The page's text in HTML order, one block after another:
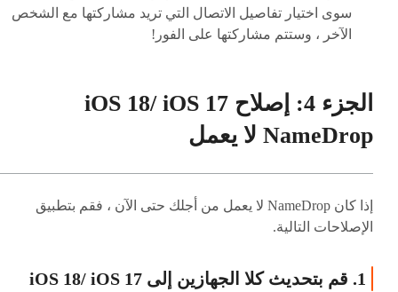
سوى اختيار تفاصيل الاتصال التي تريد مشاركتها مع الشخص
الآخر ، وستتم مشاركتها على الفور!
الجزء 4: إصلاح iOS 18/ iOS 17
NameDrop لا يعمل
إذا كان NameDrop لا يعمل من أجلك حتى الآن ، فقم بتطبيق
الإصلاحات التالية.
1. قم بتحديث كلا الجهازين إلى iOS 18/ iOS 17